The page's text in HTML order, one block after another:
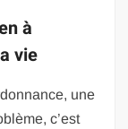
à
vie
une
c’est